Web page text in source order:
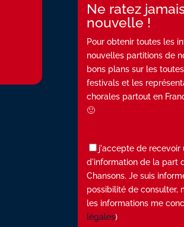
Ne ratez
nouvelle !
Pour obtenir toutes les
nouvelles partitions de
bons plans sur les
festivals et les
chorales partout en
🙂
j'accepte de recevoir
d'information de la part
Chansons. Je suis
possibilité de consulter,
les informations me
légales)